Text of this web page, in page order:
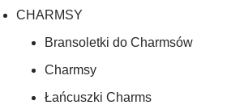
CHARMSY
Bransoletki do Charmsów
Charmsy
Łańcuszki Charms